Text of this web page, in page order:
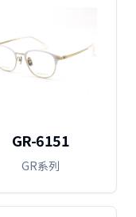
GR-6151
GR系列